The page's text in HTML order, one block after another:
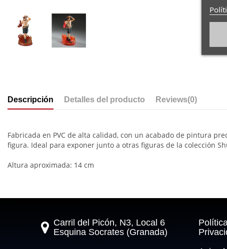
Descripción Detalles del producto Reviews(0)
Fabricada en PVC de alta calidad, con un acabado de pintura
figura. Ideal para exponer junto a otras figuras de la colección
Altura aproximada: 14 cm
Carril del Picón, N3, Local 6
Esquina Socrates (Granada)